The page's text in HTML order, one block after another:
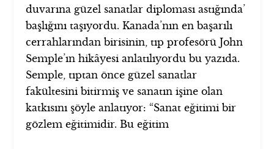
duvarına güzel sanatlar diploması astığında’
başlığını taşıyordu. Kanada’nın en başarılı
cerrahlarından birisinin, tıp profesörü John
Semple’ın hikâyesi anlatılıyordu bu yazıda.
Semple, tıptan önce güzel sanatlar
fakültesini bitirmiş ve sanatın işine olan
katkısını şöyle anlatıyor: “Sanat eğitimi bir
gözlem eğitimidir. Bu eğitim